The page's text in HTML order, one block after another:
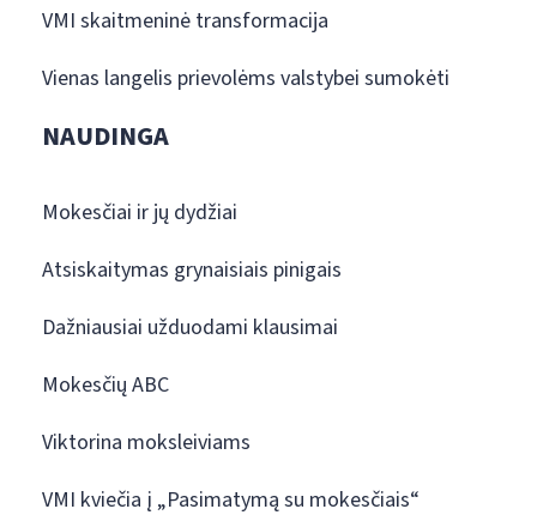
VMI skaitmeninė transformacija
Vienas langelis prievolėms valstybei sumokėti
NAUDINGA
Mokesčiai ir jų dydžiai
Atsiskaitymas grynaisiais pinigais
Dažniausiai užduodami klausimai
Mokesčių ABC
Viktorina moksleiviams
VMI kviečia į „Pasimatymą su mokesčiais“